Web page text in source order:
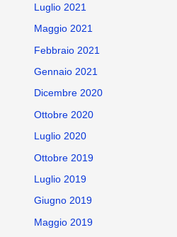
Luglio 2021
Maggio 2021
Febbraio 2021
Gennaio 2021
Dicembre 2020
Ottobre 2020
Luglio 2020
Ottobre 2019
Luglio 2019
Giugno 2019
Maggio 2019